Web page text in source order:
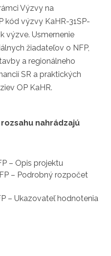
Výzvy na
kód výzvy KaHR-31SP-
výzve. Usmernenie
žiadateľov o NFP,
a regionálneho
SR a praktických
OP KaHR.
nahrádzajú
– Opis projektu
– Podrobný rozpočet
– Ukazovateľ hodnotenia